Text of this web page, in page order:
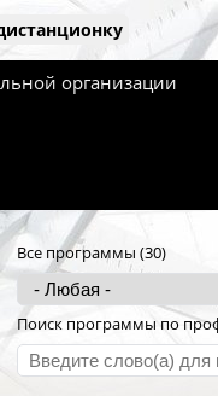
организации
Все программы (30)
Поиск программы по